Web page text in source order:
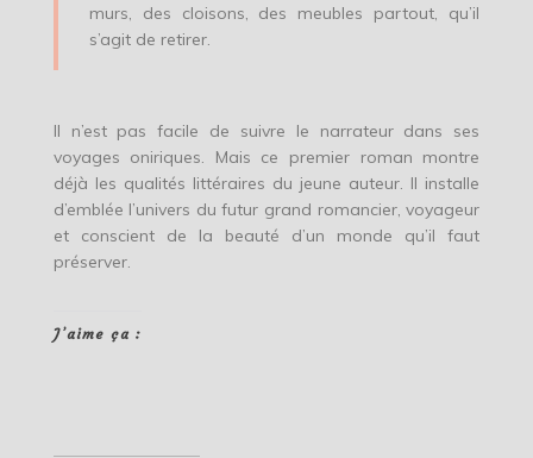
murs, des cloisons, des meubles partout, qu’il
s’agit de retirer.
Il n’est pas facile de suivre le narrateur dans ses
voyages oniriques. Mais ce premier roman montre
déjà les qualités littéraires du jeune auteur. Il installe
d’emblée l’univers du futur grand romancier, voyageur
et conscient de la beauté d’un monde qu’il faut
préserver.
J’aime ça :